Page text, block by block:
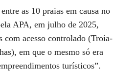
as 10 praias em causa no
APA, em julho de 2025,
com acesso controlado (Troia-
em que o mesmo só era
turísticos”.